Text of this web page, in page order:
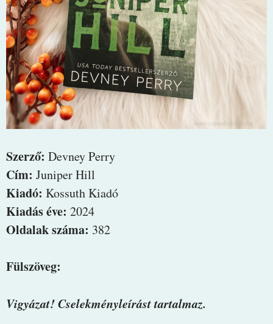
Szerző: Devney Perry
Cím: Juniper Hill
Kiadó: Kossuth Kiadó
Kiadás éve: 2024
Oldalak száma: 382
Fülszöveg:
Vigyázat! Cselekményleírást tartalmaz.